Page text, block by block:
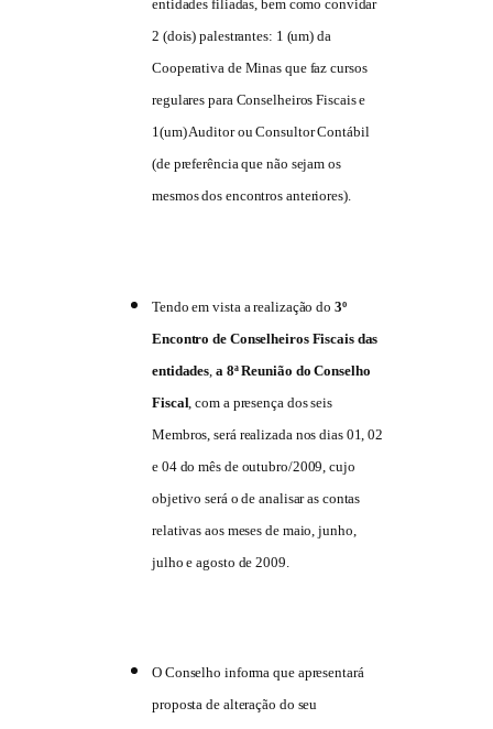
entidades filiadas, bem como convidar
2 (dois) palestrantes: 1 (um) da
Cooperativa de Minas que faz cursos
regulares para Conselheiros Fiscais e
1(um) Auditor ou Consultor Contábil
(de preferência que não sejam os
mesmos dos encontros anteriores).
Tendo em vista a realização do 3º
Encontro de Conselheiros Fiscais das
entidades a 8ª Reunião do Conselho
Fiscal , com a presença dos seis
Membros, será realizada nos dias 01, 02
e 04 do mês de outubro/2009, cujo
objetivo será o de analisar as contas
relativas aos meses de maio, junho,
julho e agosto de 2009.
O Conselho informa que apresentará
proposta de alteração do seu